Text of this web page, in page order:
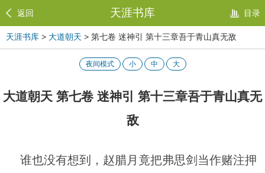
返回 天涯书库 目录
天涯书库 > 大道朝天 > 第七卷 迷神引 第十三章吾于青山真无敌
夜间模式 小 中 大
大道朝天 第七卷 迷神引 第十三章吾于青山真无
敌
谁也没有想到，赵腊月竟把弗思剑当作赌注押